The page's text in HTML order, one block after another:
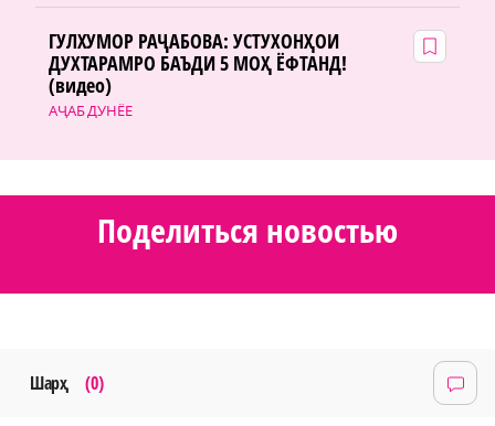
АҶАБ ДУНЁЕ
ГУЛХУМОР РАҶАБОВА: УСТУХОНҲОИ
ДУХТАРАМРО БАЪДИ 5 МОҲ ЁФТАНД!
(видео)
Поделиться новостью
Шарҳ (0)